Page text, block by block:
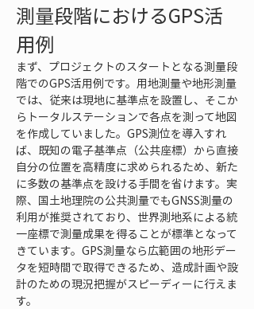
測量段階におけるGPS活
用例
まず、プロジェクトのスタートとなる測量段
階でのGPS活用例です。用地測量や地形測量
では、従来は現地に基準点を設置し、そこか
らトータルステーションで各点を測って地図
を作成していました。GPS測位を導入すれ
ば、既知の電子基準点（公共座標）から直接
自分の位置を高精度に求められるため、新た
に多数の基準点を設ける手間を省けます。実
際、国土地理院の公共測量でもGNSS測量の
利用が推奨されており、世界測地系による統
一座標で測量成果を得ることが標準となって
きています。GPS測量なら広範囲の地形デー
タを短時間で取得できるため、造成計画や設
計のための現況把握がスピーディーに行えま
す。